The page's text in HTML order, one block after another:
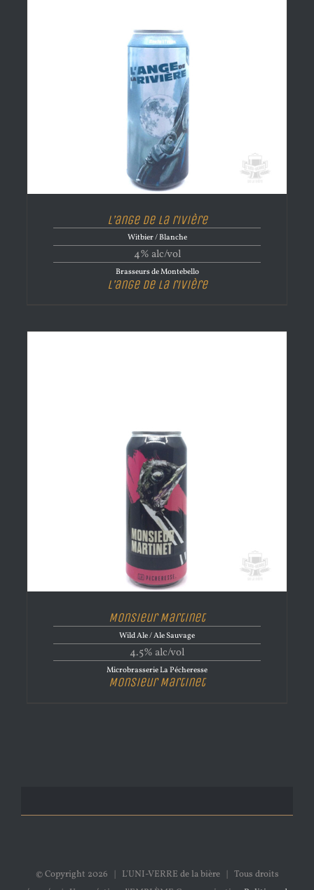
L’ange de la rivière
Witbier / Blanche
4% alc/vol
Brasseurs de Montebello
L’ange de la rivière
Monsieur Martinet
Wild Ale / Ale Sauvage
4.5% alc/vol
Microbrasserie La Pécheresse
Monsieur Martinet
© Copyright 2026 | L'UNI-VERRE de la bière | Tous droits